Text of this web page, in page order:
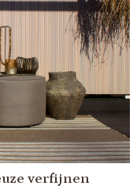
verfijnen